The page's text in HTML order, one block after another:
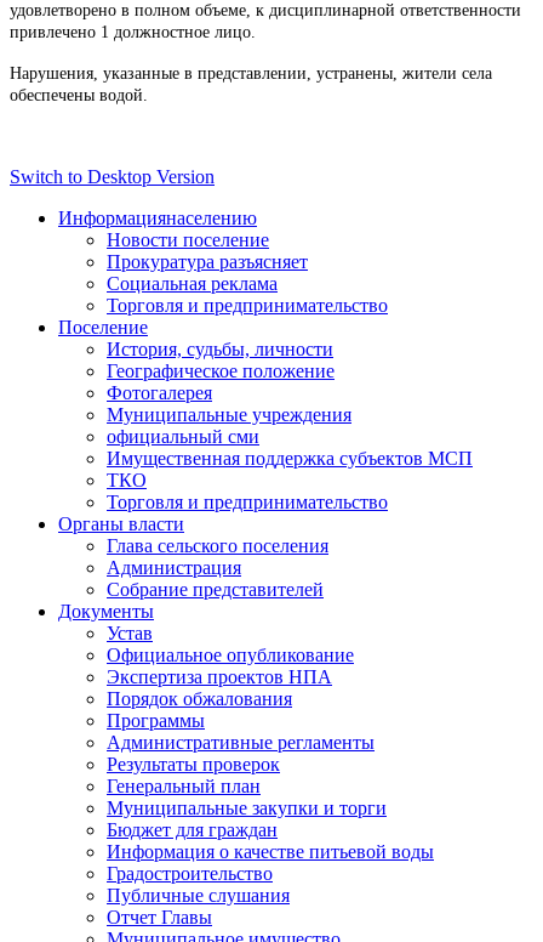
удовлетворено в полном объеме, к дисциплинарной ответственности
привлечено 1 должностное лицо.
Нарушения, указанные в представлении, устранены, жители села
обеспечены водой.
Switch to Desktop Version
Информациянаселению
Новости поселение
Прокуратура разъясняет
Социальная реклама
Торговля и предпринимательство
Поселение
История, судьбы, личности
Географическое положение
Фотогалерея
Муниципальные учреждения
официальный сми
Имущественная поддержка субъектов МСП
ТКО
Торговля и предпринимательство
Органы власти
Глава сельского поселения
Администрация
Собрание представителей
Документы
Устав
Официальное опубликование
Экспертиза проектов НПА
Порядок обжалования
Программы
Административные регламенты
Результаты проверок
Генеральный план
Муниципальные закупки и торги
Бюджет для граждан
Информация о качестве питьевой воды
Градостроительство
Публичные слушания
Отчет Главы